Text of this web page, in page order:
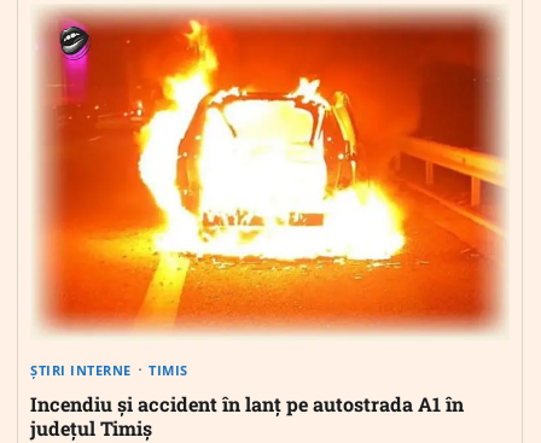
ȘTIRI INTERNE TIMIS
Incendiu și accident în lanț pe autostrada A1 în
județul Timiș